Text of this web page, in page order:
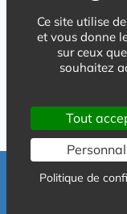
Besoin
Ce site utilise
et vous donne
sur ceux
souhaitez
Tout
Politique de